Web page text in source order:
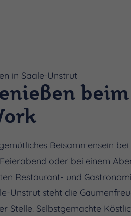
in Saale-Unstrut
Beisammensein bei
oder bei einem
Restaurant- und
Unstrut steht die
Stelle. Selbstgemachte